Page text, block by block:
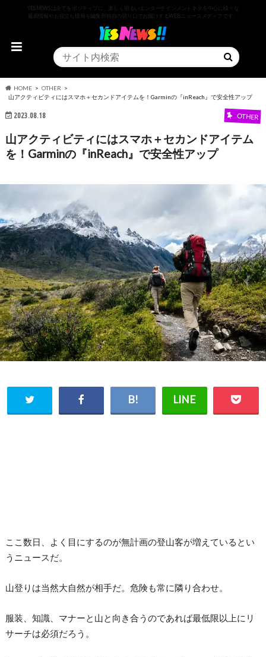
YESNEWSは全てをポジティブに、楽しく明るいエンターテインメントネタを中心に様々な
最新情報やお役立ち情報を編集部独自の切り口でお届けするWEBニュースメディアです。
HOME
OTHER
山アクティビティにはスマホ＋セカンドアイテムを！Garminの『inReach』で安全性アップ
2023.08.18 OTHER
山アクティビティにはスマホ＋セカンドアイテム
を！Garminの『inReach』で安全性アップ
ここ数日、よく目にするのが無計画の登山客が増えているとい
うニュースだ。
山登りは当然大自然が相手だ。危険も常に隣り合わせ。
服装、知識、マナーと山と向き合うのであれば最低限以上にリ
サーチは必須だろう。